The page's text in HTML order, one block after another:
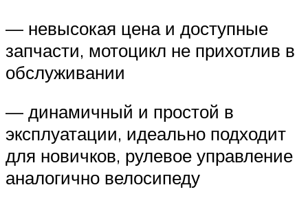
— невысокая цена и доступные
запчасти, мотоцикл не прихотлив в
обслуживании
— динамичный и простой в
эксплуатации, идеально подходит
для новичков, рулевое управление
аналогично велосипеду